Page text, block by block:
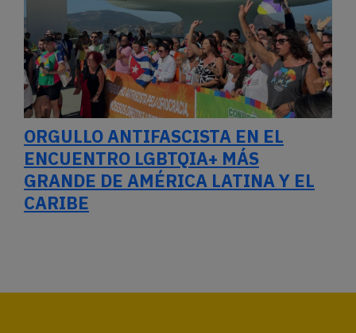
ORGULLO ANTIFASCISTA EN EL
ENCUENTRO LGBTQIA+ MÁS
GRANDE DE AMÉRICA LATINA Y EL
CARIBE